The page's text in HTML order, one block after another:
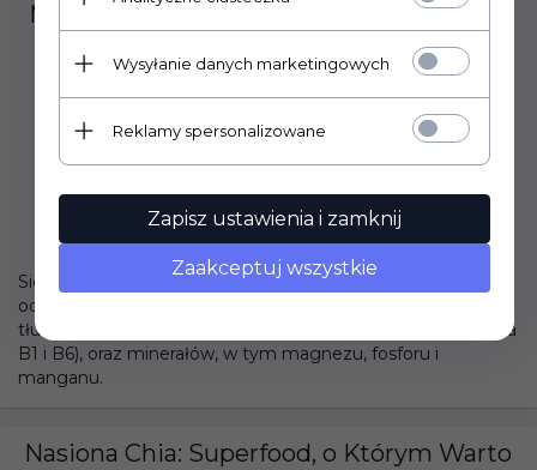
Magiczne Siemię Lniane: Siła Zdrowia W
2023-10-31 14:59:31
Siemię lniane to prawdziwe bogactwo składników
odżywczych. Jest doskonałym źródłem błonnika, kwasów
tłuszczowych omega-3, białka, witamin (takich jak witamina
B1 i B6), oraz minerałów, w tym magnezu, fosforu i
manganu.
Nasiona Chia: Superfood, o Którym Warto
Wysyłanie danych marketingowych
Reklamy spersonalizowane
Zapisz ustawienia i zamknij
Zaakceptuj wszystkie